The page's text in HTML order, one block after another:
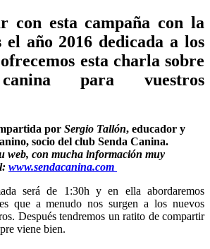
con esta campaña con la
el año 2016 dedicada a los
esta charla sobre
para vuestros
por Sergio Tallón, educador y
socio del club Senda Canina.
web, con mucha información muy
www.sendacanina.com
será de 1:30h y en ella abordaremos
que a menudo nos surgen a los nuevos
Después tendremos un ratito de compartir
viene bien.